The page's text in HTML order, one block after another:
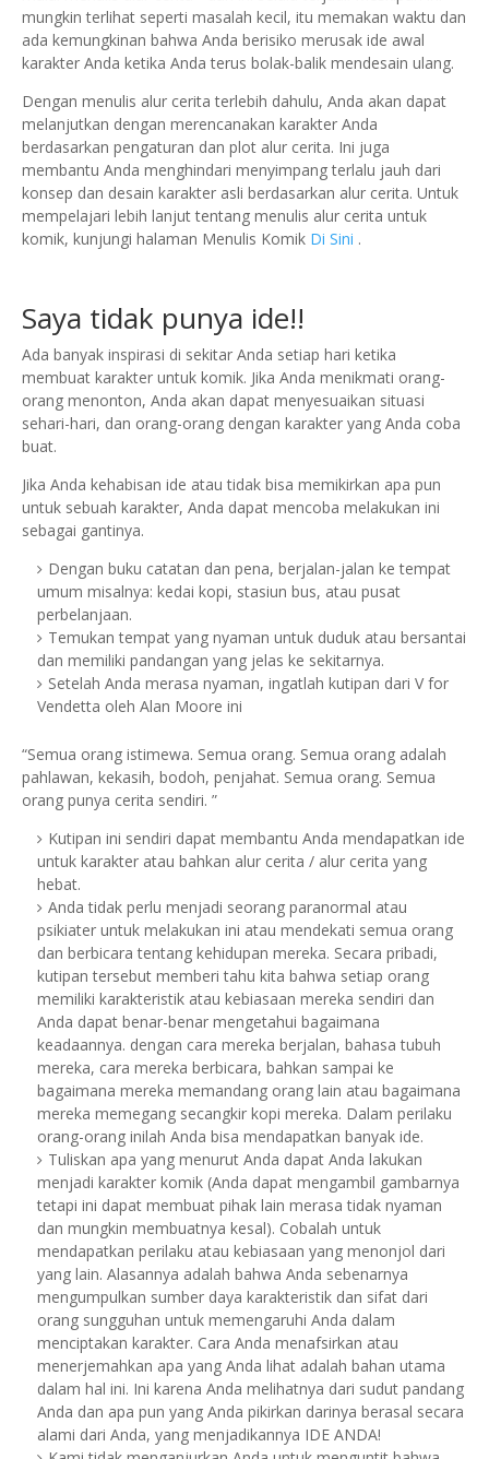
mungkin terlihat seperti masalah kecil, itu memakan waktu dan
ada kemungkinan bahwa Anda berisiko merusak ide awal
karakter Anda ketika Anda terus bolak-balik mendesain ulang.
Dengan menulis alur cerita terlebih dahulu, Anda akan dapat
melanjutkan dengan merencanakan karakter Anda
berdasarkan pengaturan dan plot alur cerita. Ini juga
membantu Anda menghindari menyimpang terlalu jauh dari
konsep dan desain karakter asli berdasarkan alur cerita. Untuk
mempelajari lebih lanjut tentang menulis alur cerita untuk
komik, kunjungi halaman Menulis Komik Di Sini .
Saya tidak punya ide!!
Ada banyak inspirasi di sekitar Anda setiap hari ketika
membuat karakter untuk komik. Jika Anda menikmati orang-
orang menonton, Anda akan dapat menyesuaikan situasi
sehari-hari, dan orang-orang dengan karakter yang Anda coba
buat.
Jika Anda kehabisan ide atau tidak bisa memikirkan apa pun
untuk sebuah karakter, Anda dapat mencoba melakukan ini
sebagai gantinya.
Dengan buku catatan dan pena, berjalan-jalan ke tempat
umum misalnya: kedai kopi, stasiun bus, atau pusat
perbelanjaan.
Temukan tempat yang nyaman untuk duduk atau bersantai
dan memiliki pandangan yang jelas ke sekitarnya.
Setelah Anda merasa nyaman, ingatlah kutipan dari V for
Vendetta oleh Alan Moore ini
“Semua orang istimewa. Semua orang. Semua orang adalah
pahlawan, kekasih, bodoh, penjahat. Semua orang. Semua
orang punya cerita sendiri. ”
Kutipan ini sendiri dapat membantu Anda mendapatkan ide
untuk karakter atau bahkan alur cerita / alur cerita yang
hebat.
Anda tidak perlu menjadi seorang paranormal atau
psikiater untuk melakukan ini atau mendekati semua orang
dan berbicara tentang kehidupan mereka. Secara pribadi,
kutipan tersebut memberi tahu kita bahwa setiap orang
memiliki karakteristik atau kebiasaan mereka sendiri dan
Anda dapat benar-benar mengetahui bagaimana
keadaannya. dengan cara mereka berjalan, bahasa tubuh
mereka, cara mereka berbicara, bahkan sampai ke
bagaimana mereka memandang orang lain atau bagaimana
mereka memegang secangkir kopi mereka. Dalam perilaku
orang-orang inilah Anda bisa mendapatkan banyak ide.
Tuliskan apa yang menurut Anda dapat Anda lakukan
menjadi karakter komik (Anda dapat mengambil gambarnya
tetapi ini dapat membuat pihak lain merasa tidak nyaman
dan mungkin membuatnya kesal). Cobalah untuk
mendapatkan perilaku atau kebiasaan yang menonjol dari
yang lain. Alasannya adalah bahwa Anda sebenarnya
mengumpulkan sumber daya karakteristik dan sifat dari
orang sungguhan untuk memengaruhi Anda dalam
menciptakan karakter. Cara Anda menafsirkan atau
menerjemahkan apa yang Anda lihat adalah bahan utama
dalam hal ini. Ini karena Anda melihatnya dari sudut pandang
Anda dan apa pun yang Anda pikirkan darinya berasal secara
alami dari Anda, yang menjadikannya IDE ANDA!